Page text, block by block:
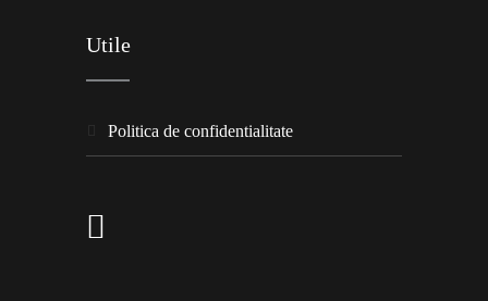
Utile
politica de confidentialitate